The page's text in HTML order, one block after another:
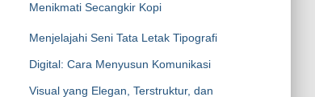
Menikmati Secangkir Kopi
Menjelajahi Seni Tata Letak Tipografi
Digital: Cara Menyusun Komunikasi
Visual yang Elegan, Terstruktur, dan